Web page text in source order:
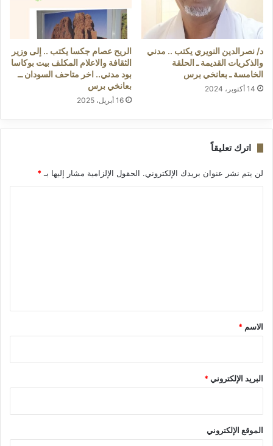
د/ نصرالدين النويري يكتب .. مدني
والذكريات القديمة ـ الحلقة
الخامسة ـ بعانخي برس
14 أكتوبر، 2024
الريح عصام جكسا يكتب .. إلى وزير
الثقافة والاعلام المكلف بيت بوكاسا
بود مدني.. اخر متاحف السودان ــ
بعانخي برس
16 أبريل، 2025
اترك تعليقاً
لن يتم نشر عنوان بريدك الإلكتروني. الحقول الإلزامية مشار إليها بـ*
*
الاسم *
البريد الإلكتروني*
الموقع الإلكتروني